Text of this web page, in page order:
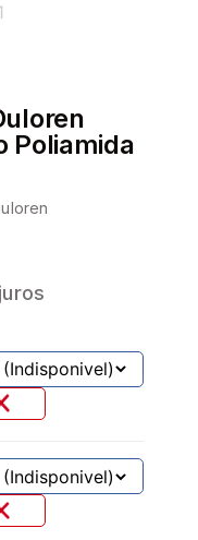
Poliamida